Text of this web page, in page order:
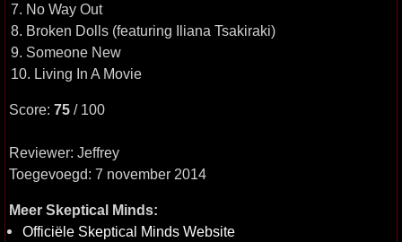
7. No Way Out
8. Broken Dolls (featuring Iliana Tsakiraki)
9. Someone New
10. Living In A Movie
Score: 75 / 100
Reviewer: Jeffrey
Toegevoegd: 7 november 2014
Meer Skeptical Minds:
Officiële Skeptical Minds Website